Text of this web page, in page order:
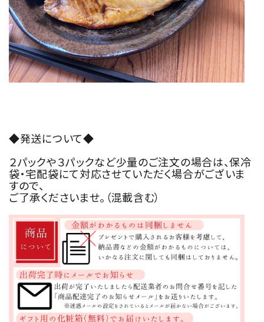
◆発送について◆
２パックや３パックなど少量のご注文の場合は、保冷
袋・宅配袋にて対応させていただく場合がございま
すので、
ご了承くださいませ。（混載含む）